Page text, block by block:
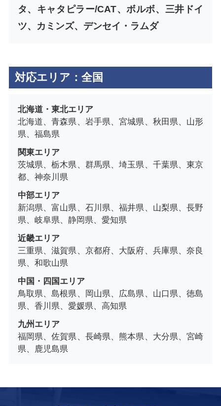
タ、キャタピラー/CAT、ボルボ、三井ドイ
ツ、カミンズ、デンセイ・ラムダ
対応エリア：全国
北海道・東北エリア
北海道、青森県、岩手県、宮城県、秋田県、山形
県、福島県
関東エリア
茨城県、栃木県、群馬県、埼玉県、千葉県、東京
都、神奈川県
中部エリア
新潟県、富山県、石川県、福井県、山梨県、長野
県、岐阜県、静岡県、愛知県
近畿エリア
三重県、滋賀県、京都府、大阪府、兵庫県、奈良
県、和歌山県
中国・四国エリア
鳥取県、島根県、岡山県、広島県、山口県、徳島
県、香川県、愛媛県、高知県
九州エリア
福岡県、佐賀県、長崎県、熊本県、大分県、宮崎
県、鹿児島県